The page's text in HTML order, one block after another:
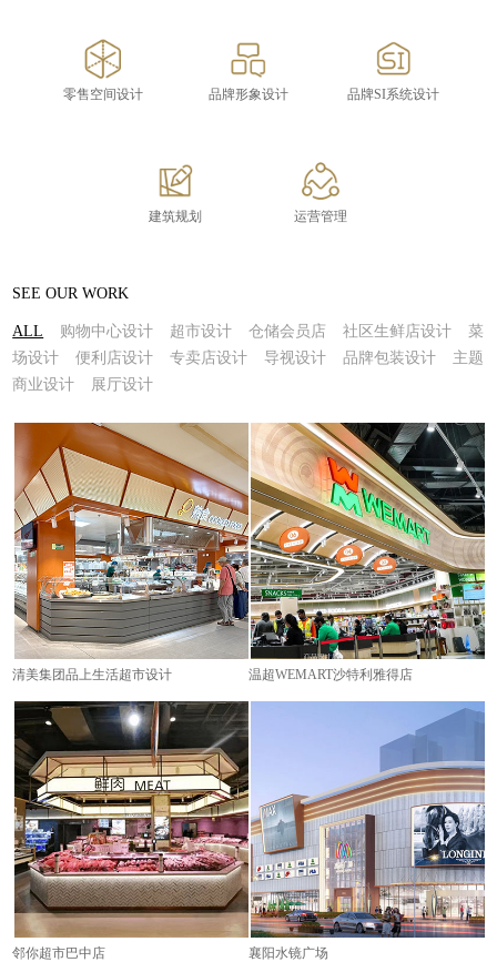
零售空间设计 品牌形象设计 品牌SI系统设计
建筑规划 运营管理
SEE OUR WORK
ALL 购物中心设计 超市设计 仓储会员店 社区生鲜店设计
菜
场设计
便利店设计 专卖店设计 导视设计 品牌包装设计
主题
商业设计
展厅设计
清美集团品上生活超市设计 温超WEMART沙特利雅得店
邻你超市巴中店 襄阳水镜广场